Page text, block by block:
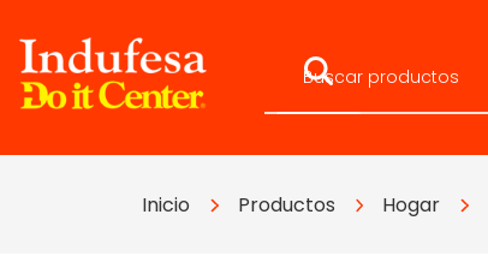
Inicio Productos Hogar